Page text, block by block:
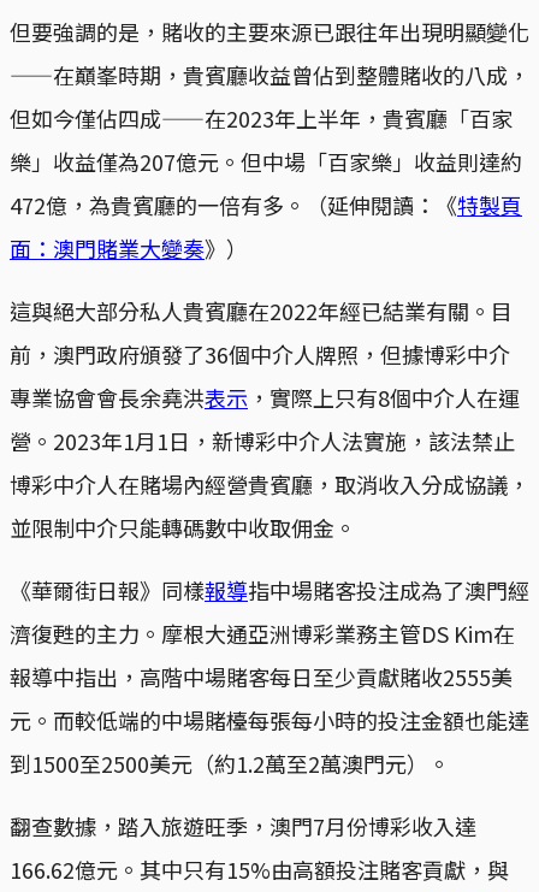
但要強調的是，賭收的主要來源已跟往年出現明顯變化
——在巔峯時期，貴賓廳收益曾佔到整體賭收的八成，
但如今僅佔四成——在2023年上半年，貴賓廳「百家
樂」收益僅為207億元。但中場「百家樂」收益則達約
472億，為貴賓廳的一倍有多。（延伸閱讀：《特製頁
面：澳門賭業大變奏》）
這與絕大部分私人貴賓廳在2022年經已結業有關。目
前，澳門政府頒發了36個中介人牌照，但據博彩中介
專業協會會長余堯洪表示 ，實際上只有8個中介人在運
營。2023年1月1日，新博彩中介人法實施，該法禁止
博彩中介人在賭場內經營貴賓廳，取消收入分成協議，
並限制中介只能轉碼數中收取佣金。
《華爾街日報》同樣報導指中場賭客投注成為了澳門經
濟復甦的主力。摩根大通亞洲博彩業務主管DS Kim在
報導中指出，高階中場賭客每日至少貢獻賭收2555美
元。而較低端的中場賭檯每張每小時的投注金額也能達
到1500至2500美元（約1.2萬至2萬澳門元）。
翻查數據，踏入旅遊旺季，澳門7月份博彩收入達
166.62億元。其中只有15%由高額投注賭客貢獻，與